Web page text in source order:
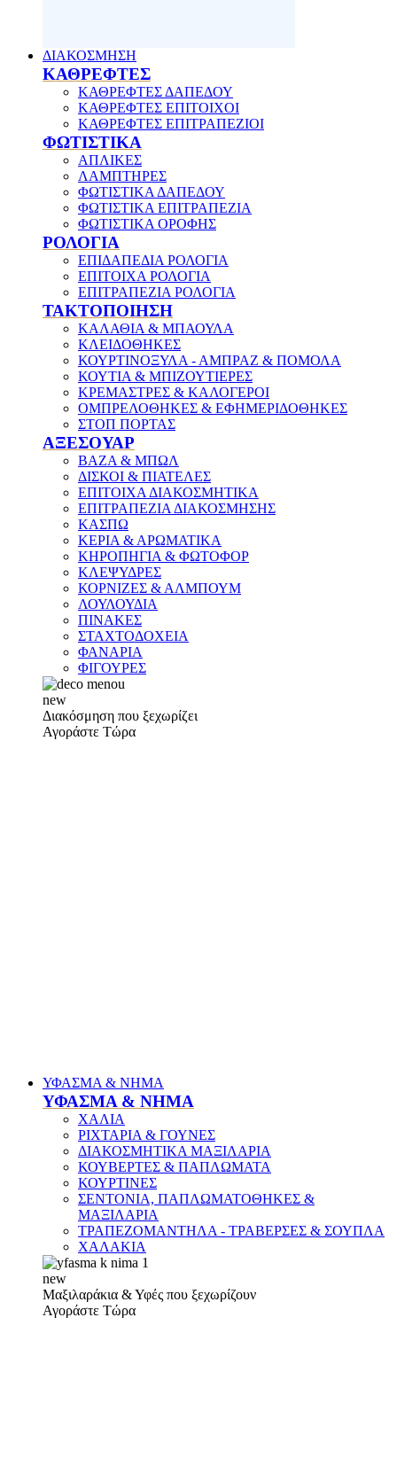
ΔΙΑΚΟΣΜΗΣΗ
ΚΑΘΡΕΦΤΕΣ
ΚΑΘΡΕΦΤΕΣ ΔΑΠΕΔΟΥ
ΚΑΘΡΕΦΤΕΣ ΕΠΙΤΟΙΧΟΙ
ΚΑΘΡΕΦΤΕΣ ΕΠΙΤΡΑΠΕΖΙΟΙ
ΦΩΤΙΣΤΙΚΑ
ΑΠΛΙΚΕΣ
ΛΑΜΠΤΗΡΕΣ
ΦΩΤΙΣΤΙΚΑ ΔΑΠΕΔΟΥ
ΦΩΤΙΣΤΙΚΑ ΕΠΙΤΡΑΠΕΖΙΑ
ΦΩΤΙΣΤΙΚΑ ΟΡΟΦΗΣ
ΡΟΛΟΓΙΑ
ΕΠΙΔΑΠΕΔΙΑ ΡΟΛΟΓΙΑ
ΕΠΙΤΟΙΧΑ ΡΟΛΟΓΙΑ
ΕΠΙΤΡΑΠΕΖΙΑ ΡΟΛΟΓΙΑ
ΤΑΚΤΟΠΟΙΗΣΗ
ΚΑΛΑΘΙΑ & ΜΠΑΟΥΛΑ
ΚΛΕΙΔΟΘΗΚΕΣ
ΚΟΥΡΤΙΝΟΞΥΛΑ - ΑΜΠΡΑΖ & ΠΟΜΟΛΑ
ΚΟΥΤΙΑ & ΜΠΙΖΟΥΤΙΕΡΕΣ
ΚΡΕΜΑΣΤΡΕΣ & ΚΑΛΟΓΕΡΟΙ
ΟΜΠΡΕΛΟΘΗΚΕΣ & ΕΦΗΜΕΡΙΔΟΘΗΚΕΣ
ΣΤΟΠ ΠΟΡΤΑΣ
ΑΞΕΣΟΥΑΡ
ΒΑΖΑ & ΜΠΩΛ
ΔΙΣΚΟΙ & ΠΙΑΤΕΛΕΣ
ΕΠΙΤΟΙΧΑ ΔΙΑΚΟΣΜΗΤΙΚΑ
ΕΠΙΤΡΑΠΕΖΙΑ ΔΙΑΚΟΣΜΗΣΗΣ
ΚΑΣΠΩ
ΚΕΡΙΑ & ΑΡΩΜΑΤΙΚΑ
ΚΗΡΟΠΗΓΙΑ & ΦΩΤΟΦΟΡ
ΚΛΕΨΥΔΡΕΣ
ΚΟΡΝΙΖΕΣ & ΑΛΜΠΟΥΜ
ΛΟΥΛΟΥΔΙΑ
ΠΙΝΑΚΕΣ
ΣΤΑΧΤΟΔΟΧΕΙΑ
ΦΑΝΑΡΙΑ
ΦΙΓΟΥΡΕΣ
new
Διακόσμηση που ξεχωρίζει
Αγοράστε Τώρα
ΥΦΑΣΜΑ & ΝΗΜΑ
ΥΦΑΣΜΑ & ΝΗΜΑ
ΧΑΛΙΑ
ΡΙΧΤΑΡΙΑ & ΓΟΥΝΕΣ
ΔΙΑΚΟΣΜΗΤΙΚΑ ΜΑΞΙΛΑΡΙΑ
ΚΟΥΒΕΡΤΕΣ & ΠΑΠΛΩΜΑΤΑ
ΚΟΥΡΤΙΝΕΣ
ΣΕΝΤΟΝΙΑ, ΠΑΠΛΩΜΑΤΟΘΗΚΕΣ &
ΜΑΞΙΛΑΡΙΑ
ΤΡΑΠΕΖΟΜΑΝΤΗΛΑ - ΤΡΑΒΕΡΣΕΣ & ΣΟΥΠΛΑ
ΧΑΛΑΚΙΑ
new
Μαξιλαράκια & Υφές που ξεχωρίζουν
Αγοράστε Τώρα